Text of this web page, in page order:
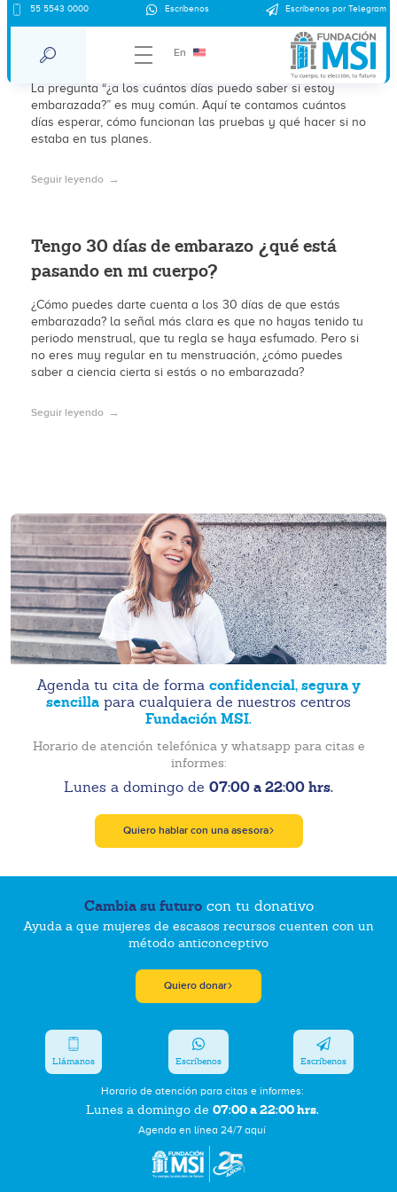
55 5543 0000 Escríbenos Escríbenos por Telegram
En
¿A los cuántos días puedo saber si estoy
embarazada?
La pregunta “¿a los cuántos días puedo saber si estoy
embarazada?” es muy común. Aquí te contamos cuántos
días esperar, cómo funcionan las pruebas y qué hacer si no
estaba en tus planes.
Seguir leyendo
Tengo 30 días de embarazo ¿qué está
pasando en mi cuerpo?
¿Cómo puedes darte cuenta a los 30 días de que estás
embarazada? la señal más clara es que no hayas tenido tu
periodo menstrual, que tu regla se haya esfumado. Pero si
no eres muy regular en tu menstruación, ¿cómo puedes
saber a ciencia cierta si estás o no embarazada?
Seguir leyendo
Agenda tu cita de forma confidencial, segura y
sencilla para cualquiera de nuestros centros
Fundación MSI.
Horario de atención telefónica y whatsapp para citas e
informes:
Lunes a domingo de 07:00 a 22:00 hrs.
Quiero hablar con una asesora
Cambia su futurocon tu donativo
Ayuda a que mujeres de escasos recursos cuenten con un
método anticonceptivo
Quiero donar
Horario de atención para citas e informes:
Lunes a domingo de 07:00 a 22:00 hrs.
Agenda en línea 24/7 aquí
Llámanos Escríbenos Escríbenos